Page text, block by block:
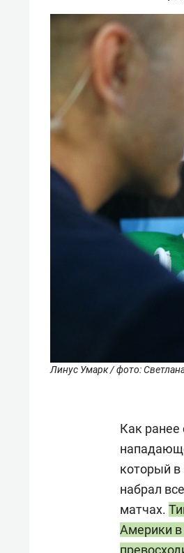
Линус Умарк / фото:
Как ранее
который в
набрал
матчах.
Америки в